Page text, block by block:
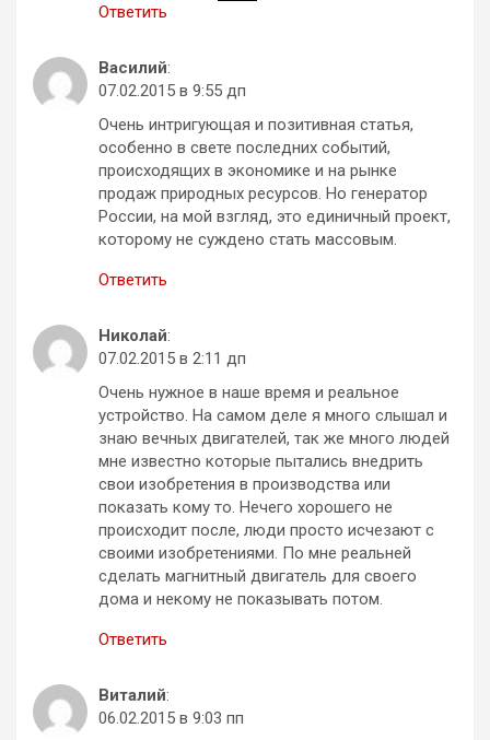
Ответить
Василий:
07.02.2015 в 9:55 дп
Очень интригующая и позитивная статья,
особенно в свете последних событий,
происходящих в экономике и на рынке
продаж природных ресурсов. Но генератор
России, на мой взгляд, это единичный проект,
которому не суждено стать массовым.
Ответить
Николай:
07.02.2015 в 2:11 дп
Очень нужное в наше время и реальное
устройство. На самом деле я много слышал и
знаю вечных двигателей, так же много людей
мне известно которые пытались внедрить
свои изобретения в производства или
показать кому то. Нечего хорошего не
происходит после, люди просто исчезают с
своими изобретениями. По мне реальней
сделать магнитный двигатель для своего
дома и некому не показывать потом.
Ответить
Виталий:
06.02.2015 в 9:03 пп